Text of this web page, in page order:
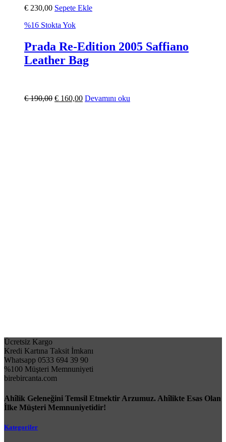
€ 230,00 Sepete Ekle
%16 Stokta Yok
Prada Re-Edition 2005 Saffiano
Leather Bag
€190,00 € 160,00 Devamını oku
Ücretsiz Kargo
Kredi Kartına Taksit İmkanı
Whatsapp 0533 694 39 90
%100 Müşteri Memnuniyeti
birebircanta.com
Ahîlik Geleneğini Temsil Etmektir Arzumuz. Ahîlikte Esas Olan
İlke Müşteri Memnuniyetidir!
Kategoriler